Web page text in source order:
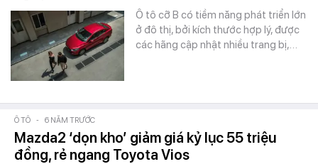
Ô tô cỡ B có tiềm năng phát triển lớn
ở đô thị, bởi kích thước hợp lý, được
các hãng cập nhật nhiều trang bị,…
Ô TÔ - 6 NĂM TRƯỚC
Mazda2 ‘dọn kho’ giảm giá kỷ lục 55 triệu
đồng, rẻ ngang Toyota Vios